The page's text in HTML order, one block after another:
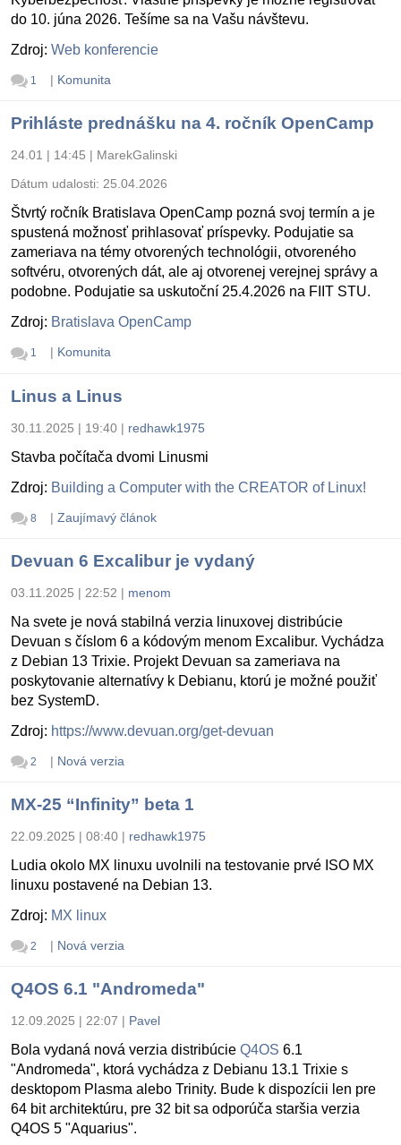
do 10. júna 2026. Tešíme sa na Vašu návštevu.
Zdroj: Web konferencie
1 | Komunita
Prihláste prednášku na 4. ročník OpenCamp
24.01 | 14:45 | MarekGalinski
Dátum udalosti: 25.04.2026
Štvrtý ročník Bratislava OpenCamp pozná svoj termín a je
spustená možnosť prihlasovať príspevky. Podujatie sa
zameriava na témy otvorených technológii, otvoreného
softvéru, otvorených dát, ale aj otvorenej verejnej správy a
podobne. Podujatie sa uskutoční 25.4.2026 na FIIT STU.
Zdroj: Bratislava OpenCamp
1 | Komunita
Linus a Linus
30.11.2025 | 19:40 | redhawk1975
Stavba počítača dvomi Linusmi
Zdroj: Building a Computer with the CREATOR of Linux!
8 | Zaujímavý článok
Devuan 6 Excalibur je vydaný
03.11.2025 | 22:52 | menom
Na svete je nová stabilná verzia linuxovej distribúcie
Devuan s číslom 6 a kódovým menom Excalibur. Vychádza
z Debian 13 Trixie. Projekt Devuan sa zameriava na
poskytovanie alternatívy k Debianu, ktorú je možné použiť
bez SystemD.
Zdroj: https://www.devuan.org/get-devuan
2 | Nová verzia
MX-25 “Infinity” beta 1
22.09.2025 | 08:40 | redhawk1975
Ludia okolo MX linuxu uvolnili na testovanie prvé ISO MX
linuxu postavené na Debian 13.
Zdroj: MX linux
2 | Nová verzia
Q4OS 6.1 "Andromeda"
12.09.2025 | 22:07 | Pavel
Bola vydaná nová verzia distribúcie Q4OS 6.1
"Andromeda", ktorá vychádza z Debianu 13.1 Trixie s
desktopom Plasma alebo Trinity. Bude k dispozícii len pre
64 bit architektúru, pre 32 bit sa odporúča staršia verzia
Q4OS 5 "Aquarius".